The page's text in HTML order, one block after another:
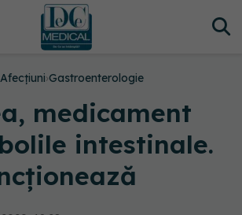
›Gastroenterologie
medicament
intestinale.